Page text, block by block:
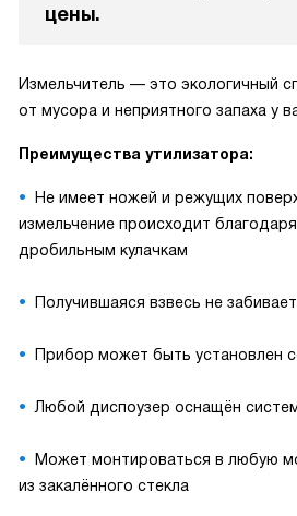
цены.
Измельчитель — это экологичный
от мусора и неприятного запаха у
Преимущества утилизатора:
Не имеет ножей и режущих
измельчение происходит
дробильным кулачкам
Получившаяся взвесь не
Прибор может быть установлен
Любой диспоузер оснащён
Может монтироваться в любую
из закалённого стекла